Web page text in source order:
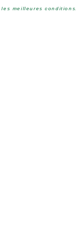
meilleures conditions.